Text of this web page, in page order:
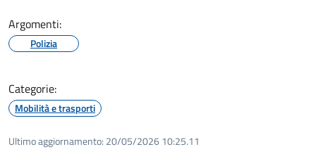
Argomenti:
Polizia
Categorie:
Mobilità e trasporti
Ultimo aggiornamento: 20/05/2026 10:25.11